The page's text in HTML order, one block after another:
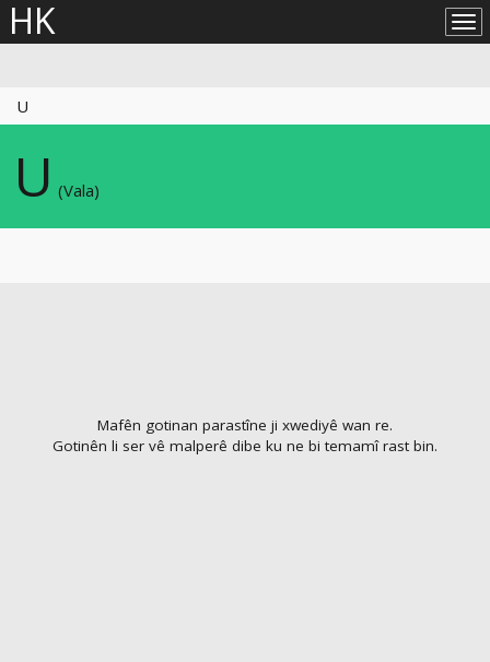
HK
U
U (Vala)
Mafên gotinan parastîne ji xwediyê wan re.
Gotinên li ser vê malperê dibe ku ne bi temamî rast bin.